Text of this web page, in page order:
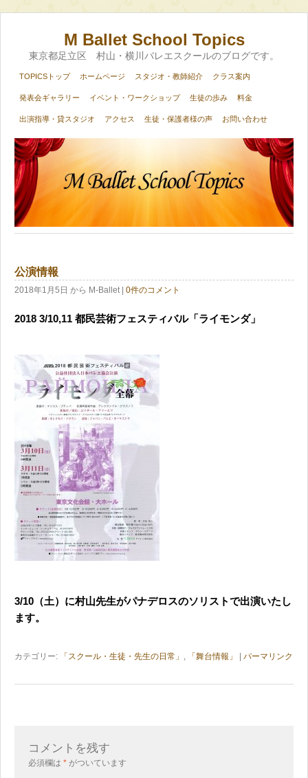
M Ballet School Topics
東京都足立区 村山・横川バレエスクールのブログです。
TOPICSトップ ホームページ スタジオ・教師紹介 クラス案内
発表会ギャラリー イベント・ワークショップ 生徒の歩み 料金
出演指導・貸スタジオ アクセス 生徒・保護者様の声 お問い合わせ
公演情報
2018年1月5日 から M-Ballet| 0件のコメント
2018 3/10,11 都民芸術フェスティバル「ライモンダ」
3/10（土）に村山先生がパナデロスのソリストで出演いたし
ます。
カテゴリー: 「スクール・生徒・先生の日常」 , 「舞台情報」 パーマリンク
コメントを残す
必須欄は * がついています